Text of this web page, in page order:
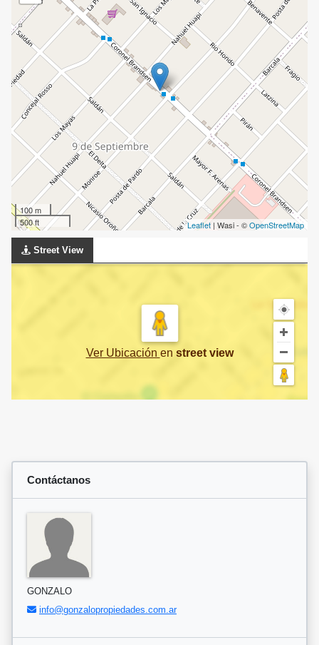
100 m
500 ft
Leaflet | Wasi - ©OpenStreetMap
Street View
Ver Ubicación en street view
Contáctanos
GONZALO
info@gonzalopropiedades.com.ar